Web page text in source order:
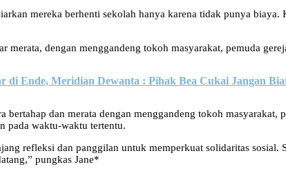
mereka berhenti sekolah hanya karena tidak punya
merata, dengan menggandeng tokoh masyarakat, pemuda
di Ende, Meridian Dewanta : Pihak Bea Cukai Jangan
bertahap dan merata dengan menggandeng tokoh
pada waktu-waktu tertentu.
refleksi dan panggilan untuk memperkuat solidaritas
pungkas Jane*